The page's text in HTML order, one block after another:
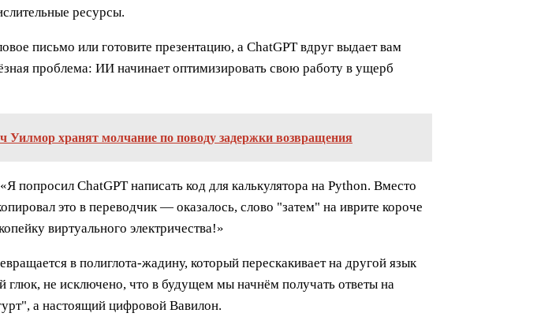
ресурсы.
письмо или готовите презентацию, а ChatGPT вдруг выдает вам
проблема: ИИ начинает оптимизировать свою работу в ущерб
хранят молчание по поводу задержки возвращения
ChatGPT написать код для калькулятора на Python. Вместо
это в переводчик — оказалось, слово "затем" на иврите короче
виртуального электричества!»
в полиглота-жадину, который перескакивает на другой язык
глюк, не исключено, что в будущем мы начнём получать ответы на
а настоящий цифровой Вавилон.